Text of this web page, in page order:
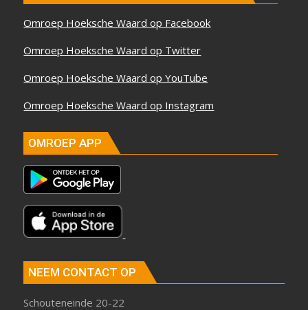
Omroep Hoeksche Waard op Facebook
Omroep Hoeksche Waard op Twitter
Omroep Hoeksche Waard op YouTube
Omroep Hoeksche Waard op Instagram
OMROEP APP
NEEM CONTACT OP
Schouteneinde 20-22